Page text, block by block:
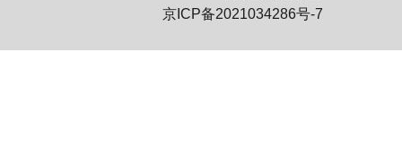
京ICP备2021034286号-7